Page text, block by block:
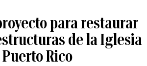
para restaurar
de la Iglesia
Rico